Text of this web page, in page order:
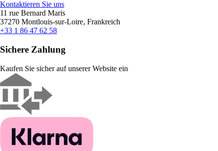
Kontaktieren Sie uns
11 rue Bernard Maris
37270 Montlouis-sur-Loire, Frankreich
+33 1 86 47 62 58
Sichere Zahlung
Kaufen Sie sicher auf unserer Website ein